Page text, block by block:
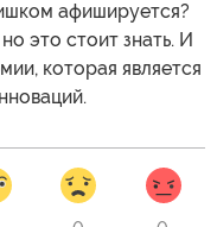
афишируется?
это стоит знать. И
которая является